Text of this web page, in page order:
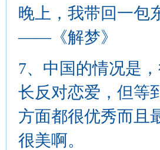
晚上，我带回一包
——《解梦》
7、中国的情况是
长反对恋爱，但等
方面都很优秀而且
很美啊。